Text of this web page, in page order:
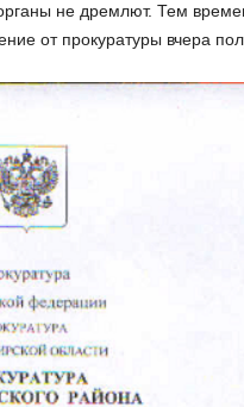
не дремлют. Тем
от прокуратуры вчера